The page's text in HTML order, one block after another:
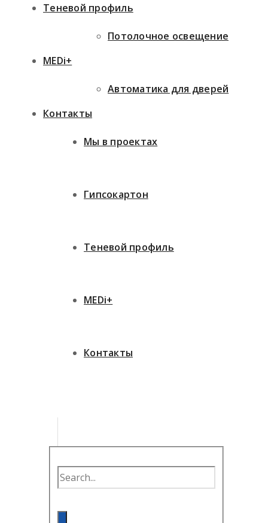
Теневой профиль
MEDi+
Контакты
Потолочное освещение
Автоматика для дверей
Мы в проектах
Гипсокартон
Теневой профиль
MEDi+
Контакты